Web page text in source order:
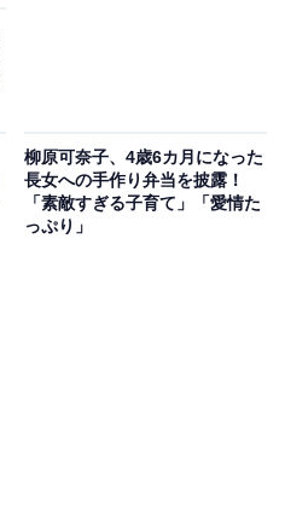
柳原可奈子、4歳6カ月になった
長女への手作り弁当を披露！
「素敵すぎる子育て」「愛情た
っぷり」